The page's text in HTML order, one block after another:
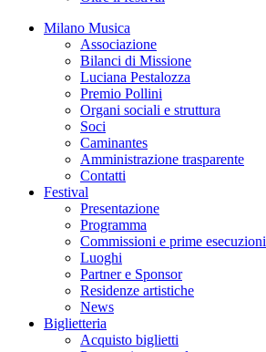
Milano Musica
Associazione
Bilanci di Missione
Luciana Pestalozza
Premio Pollini
Organi sociali e struttura
Soci
Caminantes
Amministrazione trasparente
Contatti
Festival
Presentazione
Programma
Commissioni e prime esecuzioni
Luoghi
Partner e Sponsor
Residenze artistiche
News
Biglietteria
Acquisto biglietti